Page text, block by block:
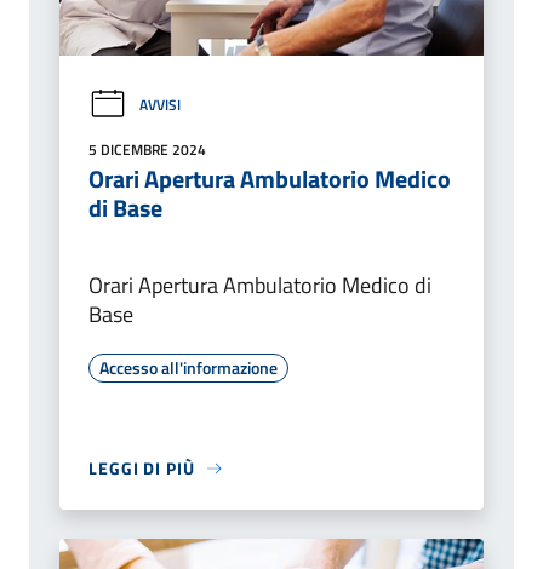
AVVISI
5 DICEMBRE 2024
Orari Apertura Ambulatorio Medico
di Base
Orari Apertura Ambulatorio Medico di
Base
Accesso all'informazione
LEGGI DI PIÙ